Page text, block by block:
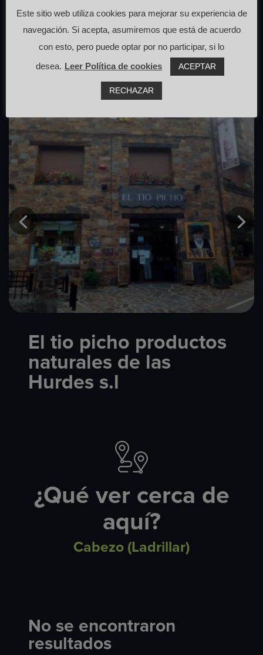
El tio picho productos
naturales de las
Hurdes s.l
¿Qué ver cerca de
aquí?
Cabezo (Ladrillar)
No se encontraron
resultados
Este sitio web utiliza cookies para mejorar su experiencia de
navegación. Si acepta, asumiremos que está de acuerdo
con esto, pero puede optar por no participar, si lo
desea. Leer Política de cookies ACEPTAR
RECHAZAR